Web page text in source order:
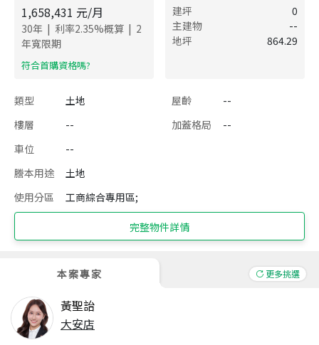
1,658,431 元/月
30年 | 利率2.35%概算 | 2
年寬限期
​符合首購資格嗎?
建坪
0
主建物
--
地坪
864.29
類型 土地 屋齡
--
樓層
-- 加蓋格局
--
車位
--
謄本用途
土地
使用分區
工商綜合專用區;
完整物件詳情
本案專家 更多挑選
黃聖詒
大安店